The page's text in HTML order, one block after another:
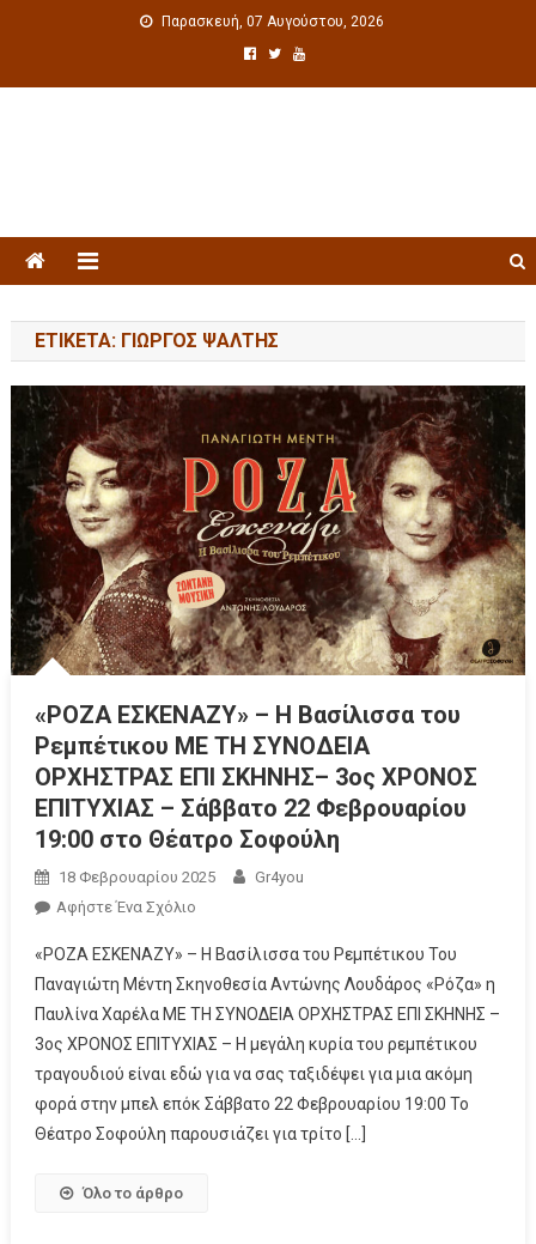
Παρασκευή, 07 Αυγούστου, 2026
ΕΤΙΚΈΤΑ: ΓΙΏΡΓΟΣ ΨΆΛΤΗΣ
«ΡΟΖΑ ΕΣΚΕΝΑΖΥ» – Η Βασίλισσα του
Ρεμπέτικου ΜΕ ΤΗ ΣΥΝΟΔΕΙΑ
ΟΡΧΗΣΤΡΑΣ ΕΠΙ ΣΚΗΝΗΣ– 3ος ΧΡΟΝΟΣ
ΕΠΙΤΥΧΙΑΣ – Σάββατο 22 Φεβρουαρίου
19:00 στο Θέατρο Σοφούλη
18 Φεβρουαρίου 2025
Gr4you
Αφήστε Ένα Σχόλιο
«ΡΟΖΑ ΕΣΚΕΝΑΖΥ» – Η Βασίλισσα του Ρεμπέτικου Του
Παναγιώτη Μέντη Σκηνοθεσία Αντώνης Λουδάρος «Ρόζα» η
Παυλίνα Χαρέλα ΜΕ ΤΗ ΣΥΝΟΔΕΙΑ ΟΡΧΗΣΤΡΑΣ ΕΠΙ ΣΚΗΝΗΣ –
3ος ΧΡΟΝΟΣ ΕΠΙΤΥΧΙΑΣ – Η μεγάλη κυρία του ρεμπέτικου
τραγουδιού είναι εδώ για να σας ταξιδέψει για μια ακόμη
φορά στην μπελ επόκ Σάββατο 22 Φεβρουαρίου 19:00 Το
Θέατρο Σοφούλη παρουσιάζει για τρίτο […]
Όλο το άρθρο